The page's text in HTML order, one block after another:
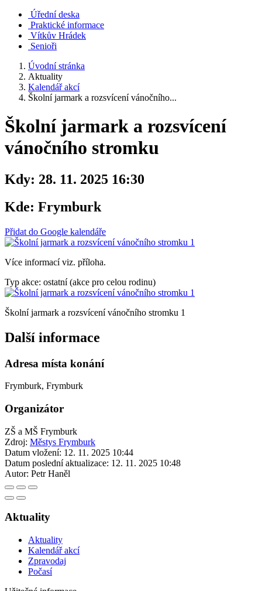
Úřední deska
Praktické informace
Vítkův Hrádek
Senioři
Úvodní stránka
Aktuality
Kalendář akcí
Školní jarmark a rozsvícení vánočního...
Školní jarmark a rozsvícení
vánočního stromku
Kdy: 28. 11. 2025 16:30
Kde: Frymburk
Přidat do Google kalendáře
Více informací viz. příloha.
Typ akce: ostatní (akce pro celou rodinu)
Školní jarmark a rozsvícení vánočního stromku 1
Další informace
Adresa místa konání
Frymburk, Frymburk
Organizátor
ZŠ a MŠ Frymburk
Zdroj: Městys Frymburk
Datum vložení: 12. 11. 2025 10:44
Datum poslední aktualizace: 12. 11. 2025 10:48
Autor: Petr Haněl
Aktuality
Aktuality
Kalendář akcí
Zpravodaj
Počasí